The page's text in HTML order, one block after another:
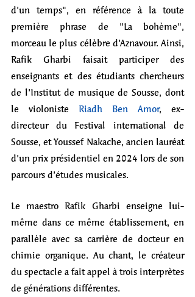
d’un temps", en référence à la toute
première phrase de "La bohème",
morceau le plus célèbre d’Aznavour. Ainsi,
Rafik Gharbi faisait participer des
enseignants et des étudiants chercheurs
de l’Institut de musique de Sousse, dont
le violoniste Riadh Ben Amor, ex-
directeur du Festival international de
Sousse, et Youssef Nakache, ancien lauréat
d’un prix présidentiel en 2024 lors de son
parcours d’études musicales.
Le maestro Rafik Gharbi enseigne lui-
même dans ce même établissement, en
parallèle avec sa carrière de docteur en
chimie organique. Au chant, le créateur
du spectacle a fait appel à trois interprètes
de générations différentes.